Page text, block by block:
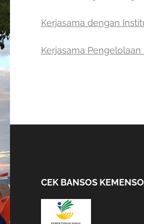
Kerjasama dengan
Kerjasama
CEK BANSOS